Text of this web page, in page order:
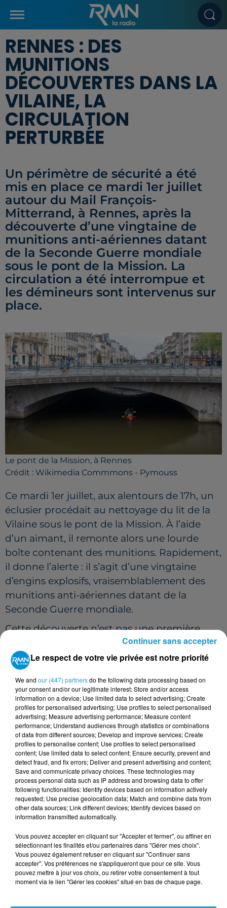
RENNES : DES
MUNITIONS
DÉCOUVERTES DANS LA
VILAINE, LA
CIRCULATION
PERTURBÉE
Un périmètre de sécurité a été
mis en place ce mardi 1er juillet
autour du Mail François-
Mitterrand, à Rennes, après la
découverte d’une vingtaine de
munitions anti-aériennes datant
de la Seconde Guerre mondiale
sous le pont de la Mission. La
circulation a été interrompue et
les démineurs sont intervenus sur
place.
Le pont de la Mission, à Rennes
Crédit : Wikimedia Commmons - Pymouss
Ce mardi 1er juillet, aux alentours de 17h, un
éclusier procédait au nettoyage du lit de la
Vilaine sous le pont de la Mission. À l’aide
d’un aimant, il remonte alors une lourde
boîte contenant des munitions. Rapidement,
il donne l’alerte : il s’agit d’une vingtaine
d’engins explosifs, vraisemblablement des
munitions anti-aériennes datant de la
Seconde Guerre mondiale.
Cette découverte n’est pas une première.
Déjà à la fin de l’été 2024, le même éclusier
avait retrouvé un obus dans le même
secteur. Plus récemment, en avril 2025,
grenadeavait été repêchée à proximité de la
passerelle Zola/Châteaubriant par un
pêcheur à l’aimant.
GROS DÉPLOIEMENT POLICIER ET CIRCULATION
COUPÉE
Dans les minutes qui ont suivi l’alerte, une
trentaine de policiers a bouclé la zone. Un
large périmètre de sécurité a été instauré
autour du Mail François-Mitterrand et du
pont de la Mission. Résultat : une circulation
totalement interrompue sur l’un des axes les
plus fréquentés du centre-ville rennais. Les
véhicules ont été déviés par le quai Saint-
Cast, provoquant d'importants
Le respect de votre vie privée est notre priorité
We and our (447) partnersdo the following data processing based on
your consent and/or our legitimate interest: Store and/or access
information on a device; Use limited data to select advertising; Create
profiles for personalised advertising; Use profiles to select personalised
advertising; Measure advertising performance; Measure content
performance; Understand audiences through statistics or combinations
of data from different sources; Develop and improve services; Create
profiles to personalise content; Use profiles to select personalised
content; Use limited data to select content; Ensure security, prevent and
detect fraud, and fix errors; Deliver and present advertising and content;
Save and communicate privacy choices. These technologies may
process personal data such as IP address and browsing data to offer
following functionalities: Identify devices based on information actively
requested; Use precise geolocation data; Match and combine data from
other data sources; Link different devices; Identify devices based on
information transmitted automatically.
Vous pouvez accepter en cliquant sur "Accepter et fermer", ou affiner en
sélectionnant les finalités et/ou partenaires dans "Gérer mes choix".
Vous pouvez également refuser en cliquant sur "Continuer sans
accepter". Vos préférences ne s'appliqueront que pour ce site. Vous
pouvez mettre à jour vos choix, ou retirer votre consentement à tout
moment via le lien "Gérer les cookies" situé en bas de chaque page.
Continuer sans accepter